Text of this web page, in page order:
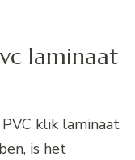
laminaat
klik laminaat
is het